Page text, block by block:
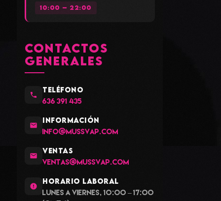
10:00 – 22:00
CONTACTOS
GENERALES
TELÉFONO
636 391 435
INFORMACIÓN
info@mussvap.com
VENTAS
ventas@mussvap.com
HORARIO LABORAL
Lunes a viernes, 10:00 – 17:00